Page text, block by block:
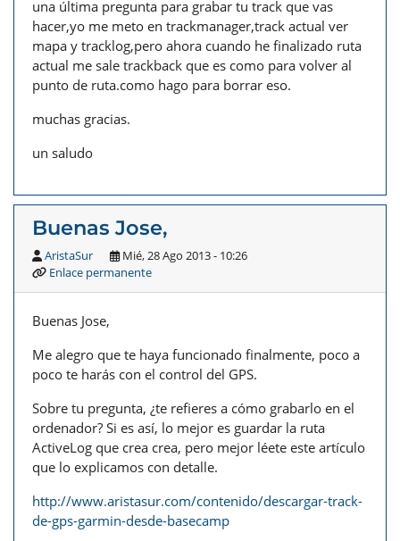
una última pregunta para grabar tu track que vas
hacer,yo me meto en trackmanager,track actual ver
mapa y tracklog,pero ahora cuando he finalizado ruta
actual me sale trackback que es como para volver al
punto de ruta.como hago para borrar eso.
muchas gracias.
un saludo
Buenas Jose,
AristaSur
Mié, 28 Ago 2013 - 10:26
Enlace permanente
Buenas Jose,
Me alegro que te haya funcionado finalmente, poco a
poco te harás con el control del GPS.
Sobre tu pregunta, ¿te refieres a cómo grabarlo en el
ordenador? Si es así, lo mejor es guardar la ruta
ActiveLog que crea crea, pero mejor léete este artículo
que lo explicamos con detalle.
http://www.aristasur.com/contenido/descargar-track-
de-gps-garmin-desde-basecamp